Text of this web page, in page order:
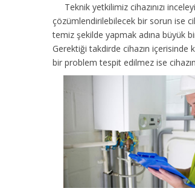
Teknik yetkilimiz cihazınızı
çözümlendirilebilecek bir sorun ise
temiz şekilde yapmak adına büyük
Gerektiği takdirde cihazın içerisinde
bir problem tespit edilmez ise